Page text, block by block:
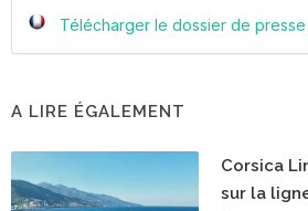
Télécharger le dossier de presse
A LIRE ÉGALEMENT
Corsica
sur la